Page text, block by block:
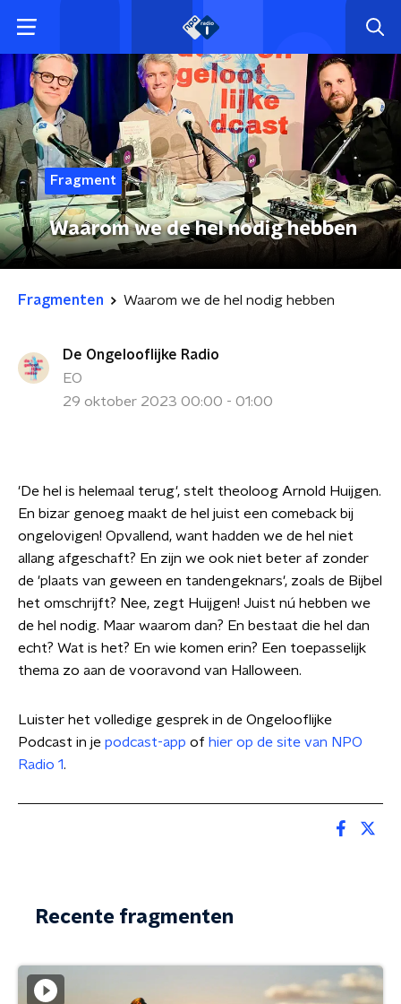
Fragment
Waarom we de hel nodig hebben
Fragmenten Waarom we de hel nodig hebben
De Ongelooflijke Radio
EO
29 oktober 2023 00:00 - 01:00
'De hel is helemaal terug', stelt theoloog Arnold Huijgen.
En bizar genoeg maakt de hel juist een comeback bij
ongelovigen! Opvallend, want hadden we de hel niet
allang afgeschaft? En zijn we ook niet beter af zonder
de 'plaats van geween en tandengeknars', zoals de Bijbel
het omschrijft? Nee, zegt Huijgen! Juist nú hebben we
de hel nodig. Maar waarom dan? En bestaat die hel dan
echt? Wat is het? En wie komen erin? Een toepasselijk
thema zo aan de vooravond van Halloween.
Luister het volledige gesprek in de Ongelooflijke
Podcast in je podcast-app of hier op de site van NPO
Radio 1.
Recente fragmenten